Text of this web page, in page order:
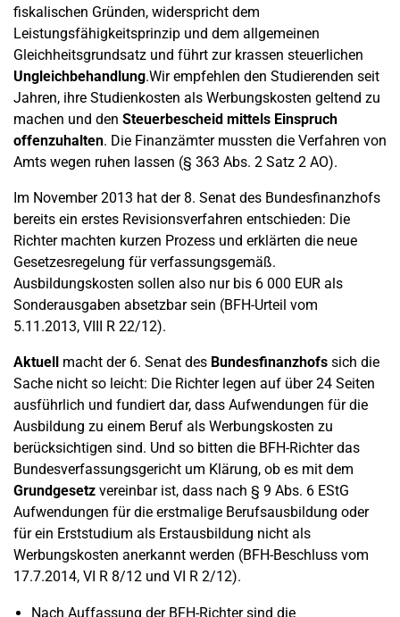
fiskalischen Gründen, widerspricht dem
Leistungsfähigkeitsprinzip und dem allgemeinen
Gleichheitsgrundsatz und führt zur krassen steuerlichen
Ungleichbehandlung.Wir empfehlen den Studierenden seit
Jahren, ihre Studienkosten als Werbungskosten geltend zu
machen und den Steuerbescheid mittels Einspruch
offenzuhalten. Die Finanzämter mussten die Verfahren von
Amts wegen ruhen lassen (§ 363 Abs. 2 Satz 2 AO).
Im November 2013 hat der 8. Senat des Bundesfinanzhofs
bereits ein erstes Revisionsverfahren entschieden: Die
Richter machten kurzen Prozess und erklärten die neue
Gesetzesregelung für verfassungsgemäß.
Ausbildungskosten sollen also nur bis 6 000 EUR als
Sonderausgaben absetzbar sein (BFH-Urteil vom
5.11.2013, VIII R 22/12).
Aktuell macht der 6. Senat des Bundesfinanzhofs sich die
Sache nicht so leicht: Die Richter legen auf über 24 Seiten
ausführlich und fundiert dar, dass Aufwendungen für die
Ausbildung zu einem Beruf als Werbungskosten zu
berücksichtigen sind. Und so bitten die BFH-Richter das
Bundesverfassungsgericht um Klärung, ob es mit dem
Grundgesetz vereinbar ist, dass nach § 9 Abs. 6 EStG
Aufwendungen für die erstmalige Berufsausbildung oder
für ein Erststudium als Erstausbildung nicht als
Werbungskosten anerkannt werden (BFH-Beschluss vom
17.7.2014, VI R 8/12 und VI R 2/12).
Nach Auffassung der BFH-Richter sind die